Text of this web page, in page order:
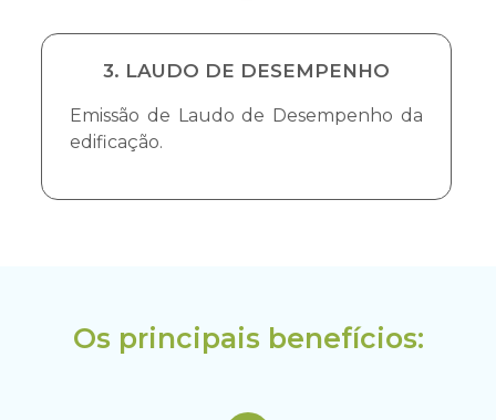
3. LAUDO DE DESEMPENHO
Emissão de Laudo de Desempenho da
edificação.
Os principais benefícios: